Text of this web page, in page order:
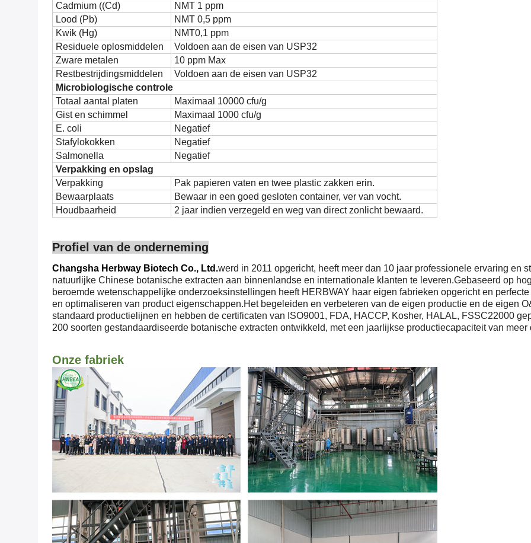
Cadmium ((Cd)
NMT 1 ppm
Lood (Pb)
NMT 0,5 ppm
Kwik (Hg)
NMT0,1 ppm
Residuele oplosmiddelen
Voldoen aan de eisen van USP32
Zware metalen
10 ppm Max
Restbestrijdingsmiddelen
Voldoen aan de eisen van USP32
Microbiologische controle
Totaal aantal platen
Maximaal 10000 cfu/g
Gist en schimmel
Maximaal 1000 cfu/g
E. coli
Negatief
Stafylokokken
Negatief
Salmonella
Negatief
Verpakking en opslag
Verpakking
Pak papieren vaten en twee plastic zakken erin.
Bewaarplaats
Bewaar in een goed gesloten container, ver van vocht.
Houdbaarheid
2 jaar indien verzegeld en weg van direct zonlicht bewaard.
Profiel van de onderneming
Changsha Herbway Biotech Co., Ltd.werd in 2011 opgericht, heeft meer dan 10 jaar professionele ervaring en
natuurlijke Chinese botanische extracten aan binnenlandse en internationale klanten te leveren.Gebaseerd op
beroemde wetenschappelijke onderzoeksinstellingen heeft HERBWAY haar eigen fabrieken opgericht en
en optimaliseren van product eigenschappen.Het begeleiden en verbeteren van de eigen productie en de eigen
standaard productielijnen en hebben de certificaten van ISO9001, FDA, HACCP, Kosher, HALAL, FSSC22000
200 soorten gestandaardiseerde botanische extracten ontwikkeld, met een jaarlijkse productiecapaciteit van meer
Onze fabriek